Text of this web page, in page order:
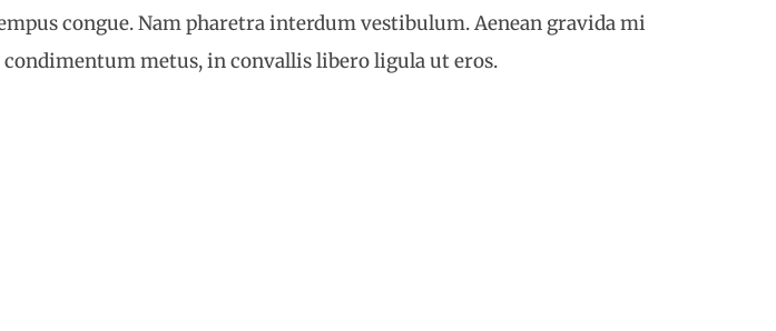
congue. Nam pharetra interdum vestibulum. Aenean gravida mi
metus, in convallis libero ligula ut eros.